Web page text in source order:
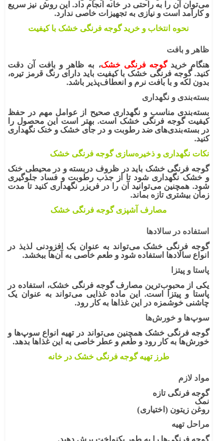
می‌توان آن را به راحتی در خانه انجام داد. این روش نیز سریع
و کارآمد است و نیازی به تجهیزات خاصی ندارد.
نحوه انتخاب و خرید گوجه فرنگی خشک با کیفیت
ظاهر و بافت
هنگام خریدگوجه فرنگی خشک، به ظاهر و بافت آن دقت
کنید. گوجه فرنگی خشک با کیفیت باید دارای رنگ قرمز تیره،
بدون لکه و با بافت نرم و انعطاف‌پذیر باشد.
بسته‌بندی و نگهداری
بسته‌بندی مناسب و نگهداری صحیح از عوامل مهم در حفظ
کیفیت گوجه فرنگی خشک است. بهتر است این محصول را
در بسته‌بندی‌های ضد رطوبت و در جای خشک و خنک نگهداری
کنید.
نکات نگهداری و ذخیره‌سازی گوجه فرنگی خشک
گوجه فرنگی خشک باید در ظروف دربسته و در محیطی خنک
و خشک نگهداری شود تا از جذب رطوبت و فساد جلوگیری
شود. همچنین می‌توانید آن را در فریزر نگهداری کنید تا مدت
زمان بیشتری تازه بماند.
مصارف آشپزی گوجه فرنگی خشک
استفاده در سالادها
گوجه فرنگی خشک می‌تواند به عنوان یک افزودنی لذیذ در
انواع سالادها استفاده شود و طعم خاصی به آن‌ها ببخشد.
پاستا و پیتزا
یکی از محبوب‌ترین مصارف گوجه فرنگی خشک، استفاده در
پاستا و پیتزا است. این ماده غذایی می‌تواند به عنوان یک
چاشنی خوشمزه در این غذاها به کار رود.
سوپ‌ها و خورش‌ها
گوجه فرنگی خشک همچنین می‌تواند در تهیه انواع سوپ‌ها و
خورش‌ها به کار رود و طعم و عطر خاصی به این غذاها بدهد.
طرز تهیه گوجه فرنگی خشک در خانه
مواد لازم
گوجه فرنگی تازه
نمک
روغن زیتون (اختیاری)
مراحل تهیه